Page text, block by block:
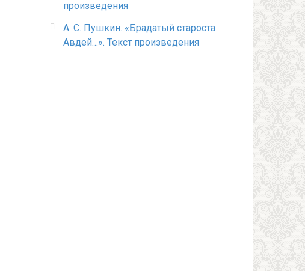
произведения
А. С. Пушкин. «Брадатый староста
Авдей…». Текст произведения